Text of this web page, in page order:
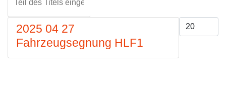
Anzeige #
2025 04 27
Fahrzeugsegnung HLF1